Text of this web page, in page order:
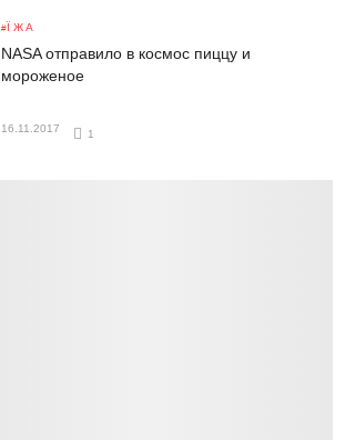
ЇЖА
NASA отправило в космос пиццу и
мороженое
16.11.2017
1